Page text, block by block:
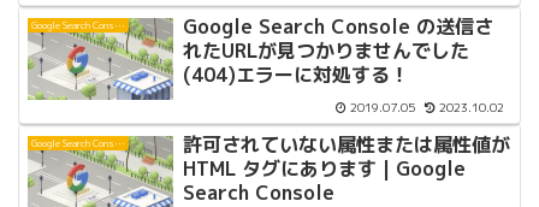
Google Search Console
Google Search Console の送信さ
れたURLが見つかりませんでした
(404)エラーに対処する！
2019.07.05 2023.10.02
Google Search Console
許可されていない属性または属性値が
HTML タグにあります | Google
Search Console